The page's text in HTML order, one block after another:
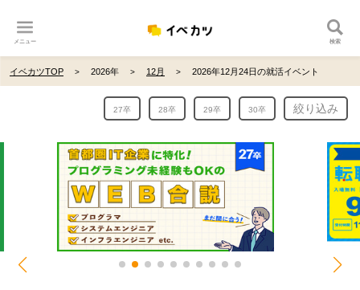
メニュー 検索
27卒 28卒 29卒 30卒 絞り込み
イベカツTOP 2026年 12月 2026年12月24日の就活イベント